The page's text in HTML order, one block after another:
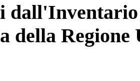
della